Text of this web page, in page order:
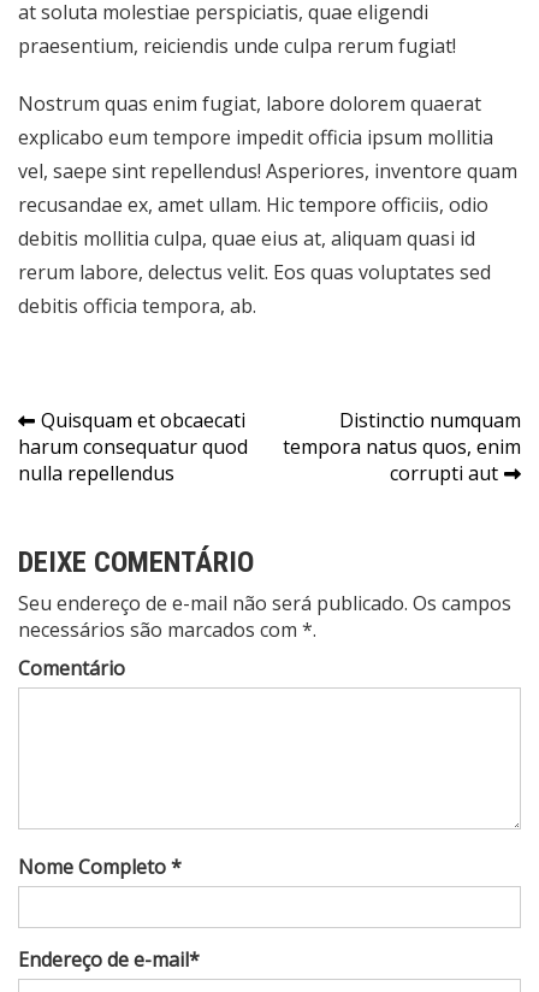
at soluta molestiae perspiciatis, quae eligendi
praesentium, reiciendis unde culpa rerum fugiat!
Nostrum quas enim fugiat, labore dolorem quaerat
explicabo eum tempore impedit officia ipsum mollitia
vel, saepe sint repellendus! Asperiores, inventore quam
recusandae ex, amet ullam. Hic tempore officiis, odio
debitis mollitia culpa, quae eius at, aliquam quasi id
rerum labore, delectus velit. Eos quas voluptates sed
debitis officia tempora, ab.
Navegação
de
Quisquam et obcaecati
harum consequatur quod
nulla repellendus
Distinctio numquam
tempora natus quos, enim
corrupti aut
DEIXE COMENTÁRIO
Seu endereço de e-mail não será publicado. Os campos
necessários são marcados com *.
Comentário
Nome Completo *
Endereço de e-mail*